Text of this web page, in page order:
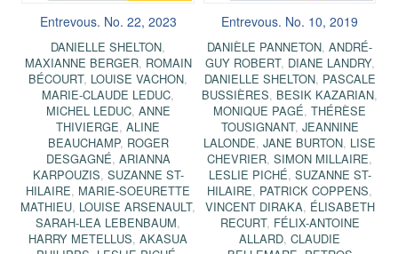
Entrevous. No. 22, 2023
DANIELLE SHELTON,
MAXIANNE BERGER, ROMAIN
BÉCOURT, LOUISE VACHON,
MARIE-CLAUDE LEDUC,
MICHEL LEDUC, ANNE
THIVIERGE,ALINE
BEAUCHAMP, ROGER
DESGAGNÉ, ARIANNA
KARPOUZIS, SUZANNE ST-
HILAIRE, MARIE-SOEURETTE
MATHIEU, LOUISE ARSENAULT,
SARAH-LEA LEBENBAUM,
HARRY METELLUS,AKASUA
Entrevous. No. 10, 2019
DANIÈLE PANNETON,ANDRÉ-
GUY ROBERT, DIANE LANDRY,
DANIELLE SHELTON, PASCALE
BUSSIÈRES, BESIK KAZARIAN,
MONIQUE PAGÉ,THÉRÈSE
TOUSIGNANT, JEANNINE
LALONDE,JANE BURTON, LISE
CHEVRIER,SIMON MILLAIRE,
LESLIE PICHÉ, SUZANNE ST-
HILAIRE, PATRICK COPPENS,
VINCENT DIRAKA, ÉLISABETH
RECURT, FÉLIX-ANTOINE
ALLARD,CLAUDIE